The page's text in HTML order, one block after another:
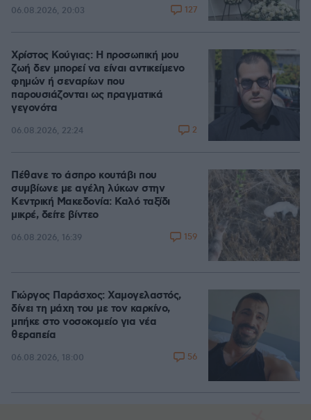
06.08.2026, 20:03 127
Χρίστος Κούγιας: Η προσωπική μου
ζωή δεν μπορεί να είναι αντικείμενο
φημών ή σεναρίων που
παρουσιάζονται ως πραγματικά
γεγονότα
06.08.2026, 22:24 2
Πέθανε το άσπρο κουτάβι που
συμβίωνε με αγέλη λύκων στην
Κεντρική Μακεδονία: Καλό ταξίδι
μικρέ, δείτε βίντεο
06.08.2026, 16:39 159
Γιώργος Παράσχος: Χαμογελαστός,
δίνει τη μάχη του με τον καρκίνο,
μπήκε στο νοσοκομείο για νέα
θεραπεία
06.08.2026, 18:00 56